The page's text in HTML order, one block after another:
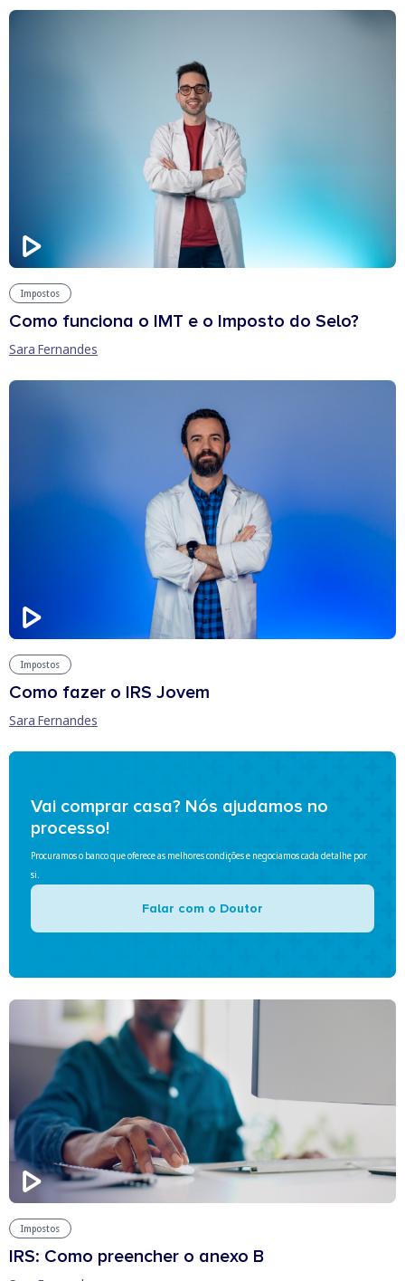
Impostos
Como funciona o IMT e o Imposto do Selo?
Sara Fernandes
Impostos
Como fazer o IRS Jovem
Sara Fernandes
Vai comprar casa? Nós ajudamos no
processo!
Procuramos o banco que oferece as melhores condições e negociamos cada detalhe por
si.
Falar com o Doutor
Impostos
IRS: Como preencher o anexo B